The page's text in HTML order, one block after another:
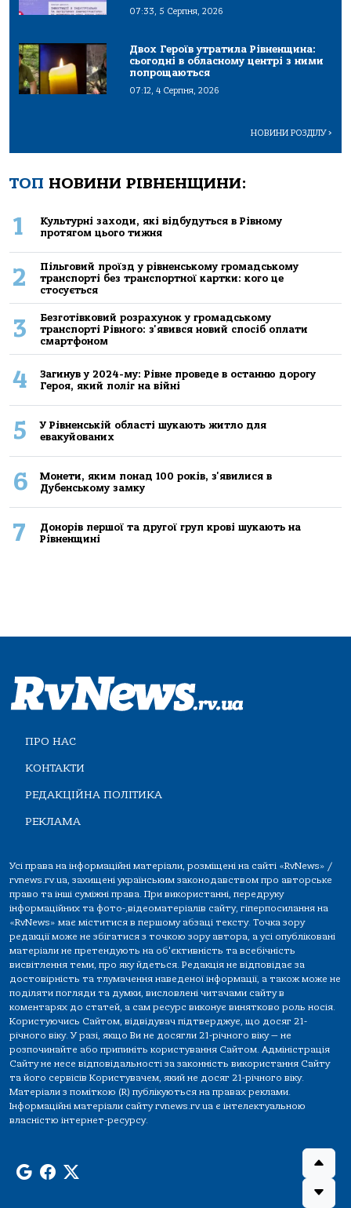
07:33, 5 Серпня, 2026
Двох Героїв утратила Рівненщина:
сьогодні в обласному центрі з ними
попрощаються
07:12, 4 Серпня, 2026
НОВИНИ РОЗДІЛУ>
ТОП НОВИНИ РІВНЕНЩИНИ:
1
Культурні заходи, які відбудуться в Рівному
протягом цього тижня
2
Пільговий проїзд у рівненському громадському
транспорті без транспортної картки: кого це
стосується
3
Безготівковий розрахунок у громадському
транспорті Рівного: з'явився новий спосіб оплати
смартфоном
4
Загинув у 2024-му: Рівне проведе в останню дорогу
Героя, який поліг на війні
5
У Рівненській області шукають житло для
евакуйованих
6
Монети, яким понад 100 років, з'явилися в
Дубенському замку
7
Донорів першої та другої груп крові шукають на
Рівненщині
ПРО НАС
КОНТАКТИ
РЕДАКЦІЙНА ПОЛІТИКА
РЕКЛАМА
Усі права на інформаційні матеріали, розміщені на сайті «RvNews» /
rvnews.rv.ua, захищені українським законодавством про авторське
право та інші суміжні права. При використанні, передруку
інформаційних та фото-,відеоматеріалів сайту, гіперпосилання на
«RvNews» має міститися в першому абзаці тексту. Точка зору
редакції може не збігатися з точкою зору автора, а усі опубліковані
матеріали не претендують на об'єктивність та всебічність
висвітлення теми, про яку йдеться. Редакція не відповідає за
достовірність та тлумачення наведеної інформації, а також може не
поділяти погляди та думки, висловлені читачами сайту в
коментарях до статей, а сам ресурс виконує винятково роль носія.
Користуючись Сайтом, відвідувач підтверджує, що досяг 21-
річного віку. У разі, якщо Ви не досягли 21-річного віку — не
розпочинайте або припиніть користування Сайтом. Адміністрація
Сайту не несе відповідальності за законність використання Сайту
та його сервісів Користувачем, який не досяг 21-річного віку.
Матеріали з поміткою (R) публікуються на правах реклами.
Інформаційні матеріали сайту rvnews.rv.ua є інтелектуальною
власністю інтернет-ресурсу.